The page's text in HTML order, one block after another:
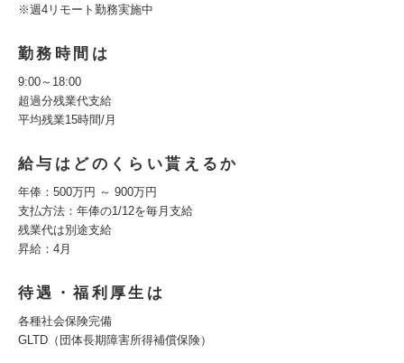
※週4リモート勤務実施中
勤務時間は
9:00～18:00
超過分残業代支給
平均残業15時間/月
給与はどのくらい貰えるか
年俸：500万円 ～ 900万円
支払方法：年俸の1/12を毎月支給
残業代は別途支給
昇給：4月
待遇・福利厚生は
各種社会保険完備
GLTD（団体長期障害所得補償保険）